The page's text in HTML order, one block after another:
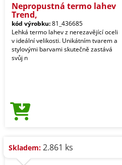
Nepropustná termo lahev
Trend,
kód výrobku:81_436685
Lehká termo lahev z nerezavějící oceli
v ideální velikosti. Unikátním tvarem a
stylovými barvami skutečně zastává
svůj n
Skladem: 2.861 ks